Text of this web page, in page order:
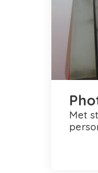
met stroopwafelmachine met